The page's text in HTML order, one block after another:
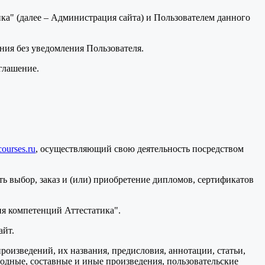
(далее – Администрация сайта) и Пользователем данного
без уведомления Пользователя.
, осуществляющий свою деятельность посредством
заказ и (или) приобретение дипломов, сертификатов
компетенций Аттестатика".
их названия, предисловия, аннотации, статьи,
составные и иные произведения, пользовательские